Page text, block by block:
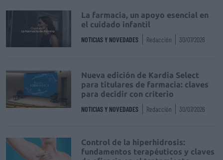
La farmacia, un apoyo esencial en
el cuidado infantil
NOTICIAS Y NOVEDADES Redacción 30/07/2026
Nueva edición de Kardia Select
para titulares de farmacia: claves
para decidir con criterio
NOTICIAS Y NOVEDADES Redacción 30/07/2026
Control de la hiperhidrosis:
fundamentos terapéuticos y claves